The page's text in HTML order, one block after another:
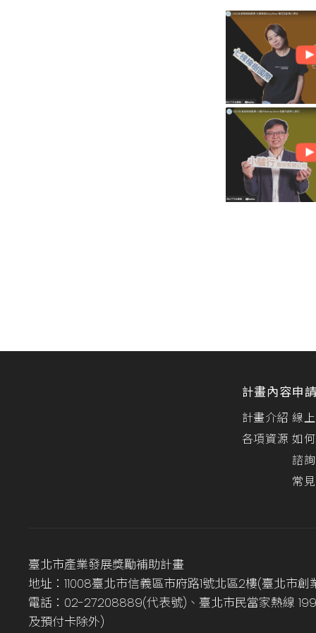
計畫內容
計畫介紹
各項資源
申
線
如
諮
常
臺北市產業發展獎勵補助計畫
地址：11008臺北市信義區市府路1號北區2樓(臺北市
電話：02-27208889(代表號)、臺北市民當家熱線
及預付卡除外)